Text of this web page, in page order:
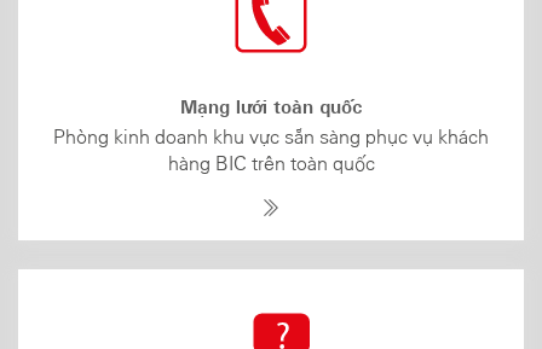
Mạng lưới toàn quốc
Phòng kinh doanh khu vực sẵn sàng phục vụ khách
hàng BIC trên toàn quốc